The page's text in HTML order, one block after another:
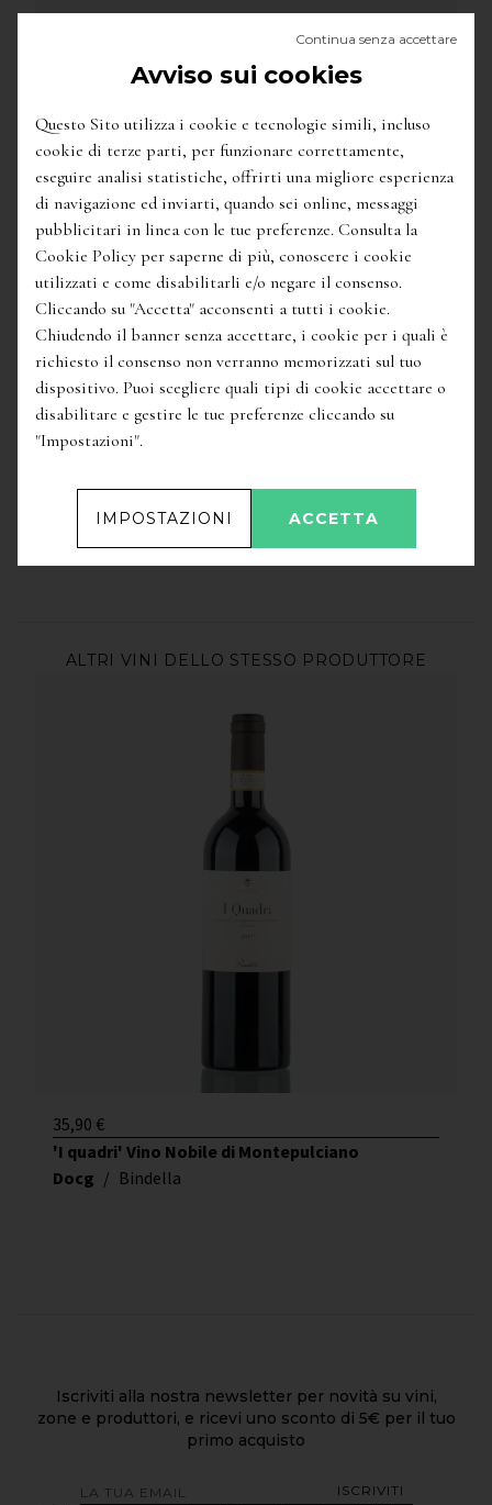
51,50
Docg / Poliziano
ALTRI VINI DELLO STESSO PRODUTTORE
35,90 €
'I quadri' Vino Nobile di Montepulciano
Docg / Bindella
Iscriviti alla nostra newsletter per novità su vini,
zone e produttori, e ricevi uno sconto di 5€ per il tuo
primo acquisto
ISCRIVITI
Avviso sui cookies
Continua senza accettare
Questo Sito utilizza i cookie e tecnologie simili, incluso
cookie di terze parti, per funzionare correttamente,
eseguire analisi statistiche, offrirti una migliore esperienza
di navigazione ed inviarti, quando sei online, messaggi
pubblicitari in linea con le tue preferenze. Consulta la
Cookie Policy per saperne di più, conoscere i cookie
utilizzati e come disabilitarli e/o negare il consenso.
Cliccando su "Accetta" acconsenti a tutti i cookie.
Chiudendo il banner senza accettare, i cookie per i quali è
richiesto il consenso non verranno memorizzati sul tuo
dispositivo. Puoi scegliere quali tipi di cookie accettare o
disabilitare e gestire le tue preferenze cliccando su
"Impostazioni".
IMPOSTAZIONI ACCETTA